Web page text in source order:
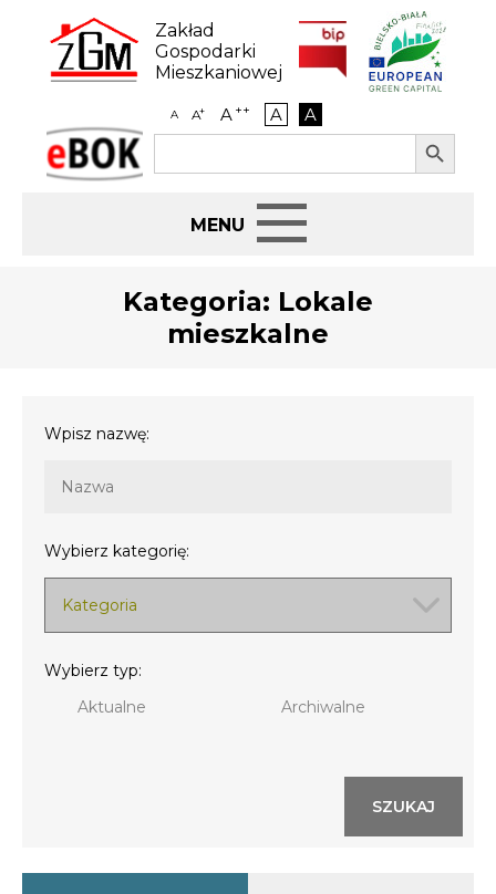
content
Zakład
Gospodarki
Mieszkaniowej
A A+ A++ A A
eBOK
Search
Search Button
BIP
Działania antysmogowe
Kategoria: Lokale
mieszkalne
Wpisz nazwę:
Wybierz kategorię:
Kategoria
Wybierz typ:
Aktualne
Archiwalne